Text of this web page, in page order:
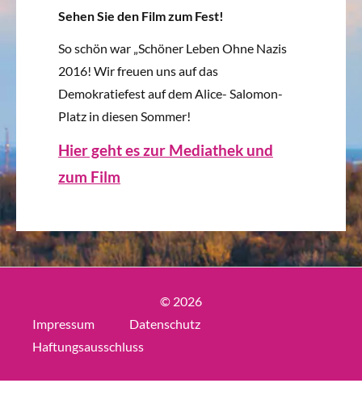
Sehen Sie den Film zum Fest!
So schön war „Schöner Leben Ohne Nazis
2016! Wir freuen uns auf das
Demokratiefest auf dem Alice- Salomon-
Platz in diesen Sommer!
Hier geht es zur Mediathek und
zum Film
© 2026
Impressum
Datenschutz
Haftungsausschluss